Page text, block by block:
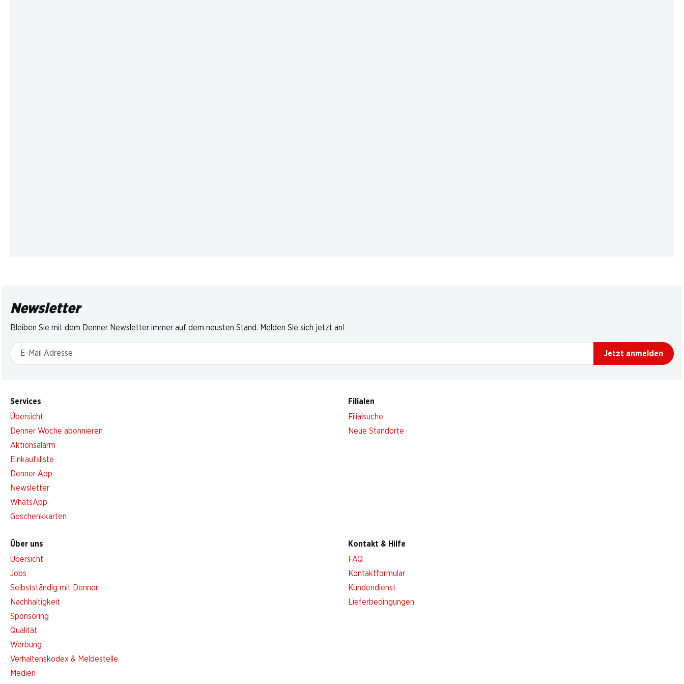
Newsletter
Bleiben Sie mit dem Denner Newsletter immer auf dem neusten Stand. Melden Sie sich jetzt an!
E-Mail Adresse
Jetzt anmelden
Services
Übersicht
Denner Woche abonnieren
Aktionsalarm
Einkaufsliste
Denner App
Newsletter
WhatsApp
Geschenkkarten
Filialen
Filialsuche
Neue Standorte
Über uns
Übersicht
Jobs
Selbstständig mit Denner
Nachhaltigkeit
Sponsoring
Qualität
Werbung
Verhaltenskodex & Meldestelle
Medien
Kontakt & Hilfe
FAQ
Kontaktformular
Kundendienst
Lieferbedingungen